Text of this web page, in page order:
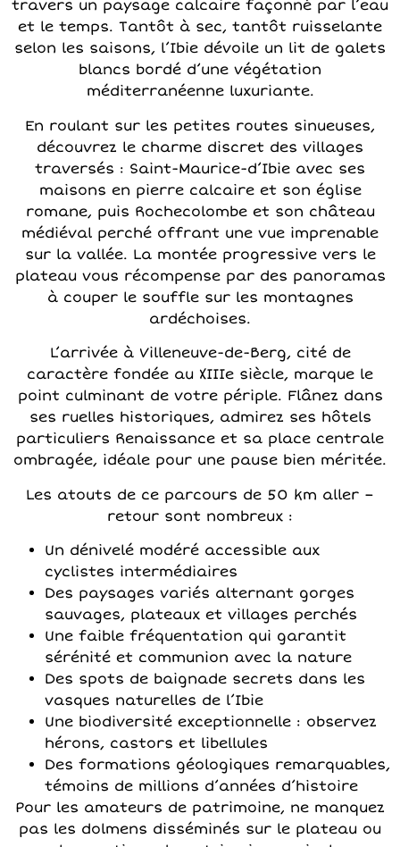
travers un paysage calcaire façonné par l’eau
et le temps. Tantôt à sec, tantôt ruisselante
selon les saisons, l’Ibie dévoile un lit de galets
blancs bordé d’une végétation
méditerranéenne luxuriante.
En roulant sur les petites routes sinueuses,
découvrez le charme discret des villages
traversés : Saint-Maurice-d’Ibie avec ses
maisons en pierre calcaire et son église
romane, puis Rochecolombe et son château
médiéval perché offrant une vue imprenable
sur la vallée. La montée progressive vers le
plateau vous récompense par des panoramas
à couper le souffle sur les montagnes
ardéchoises.
L’arrivée à Villeneuve-de-Berg, cité de
caractère fondée au XIIIe siècle, marque le
point culminant de votre périple. Flânez dans
ses ruelles historiques, admirez ses hôtels
particuliers Renaissance et sa place centrale
ombragée, idéale pour une pause bien méritée.
Les atouts de ce parcours de 50 km aller –
retour sont nombreux :
Un dénivelé modéré accessible aux
cyclistes intermédiaires
Des paysages variés alternant gorges
sauvages, plateaux et villages perchés
Une faible fréquentation qui garantit
sérénité et communion avec la nature
Des spots de baignade secrets dans les
vasques naturelles de l’Ibie
Une biodiversité exceptionnelle : observez
hérons, castors et libellules
Des formations géologiques remarquables,
témoins de millions d’années d’histoire
Pour les amateurs de patrimoine, ne manquez
pas les dolmens disséminés sur le plateau ou